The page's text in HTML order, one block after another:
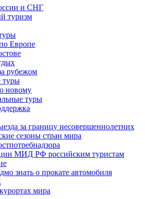
и СНГ
туризм
Европе
рубежом
туры
новому
туры
за границу несовершеннолетних
сезоны стран мира
МИД РФ российским туристам
знать о прокате автомобиля
мира